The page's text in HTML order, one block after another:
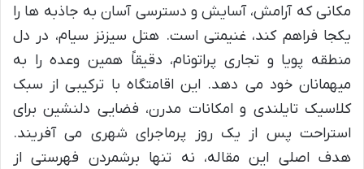
مکانی که آرامش، آسایش و دسترسی آسان به جاذبه ها را
یکجا فراهم کند، غنیمتی است. هتل سیزنز سیام، در دل
منطقه پویا و تجاری پراتونام، دقیقاً همین وعده را به
میهمانان خود می دهد. این اقامتگاه با ترکیبی از سبک
کلاسیک تایلندی و امکانات مدرن، فضایی دلنشین برای
استراحت پس از یک روز پرماجرای شهری می آفریند.
هدف اصلی این مقاله، نه تنها برشمردن فهرستی از